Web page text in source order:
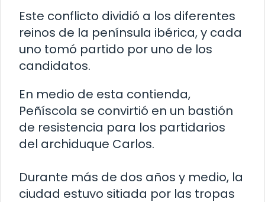
Este conflicto dividió a los diferentes
reinos de la península ibérica, y cada
uno tomó partido por uno de los
candidatos.
En medio de esta contienda,
Peñíscola se convirtió en un bastión
de resistencia para los partidarios
del archiduque Carlos.
Durante más de dos años y medio, la
ciudad estuvo sitiada por las tropas